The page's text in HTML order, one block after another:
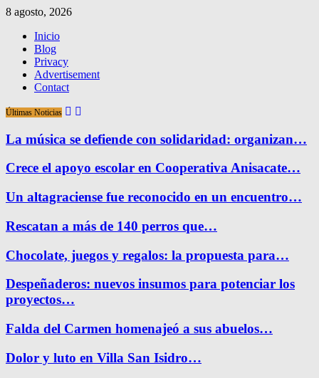
8 agosto, 2026
Inicio
Blog
Privacy
Advertisement
Contact
Últimas Noticias
La música se defiende con solidaridad: organizan…
Crece el apoyo escolar en Cooperativa Anisacate…
Un altagraciense fue reconocido en un encuentro…
Rescatan a más de 140 perros que…
Chocolate, juegos y regalos: la propuesta para…
Despeñaderos: nuevos insumos para potenciar los
proyectos…
Falda del Carmen homenajeó a sus abuelos…
Dolor y luto en Villa San Isidro…